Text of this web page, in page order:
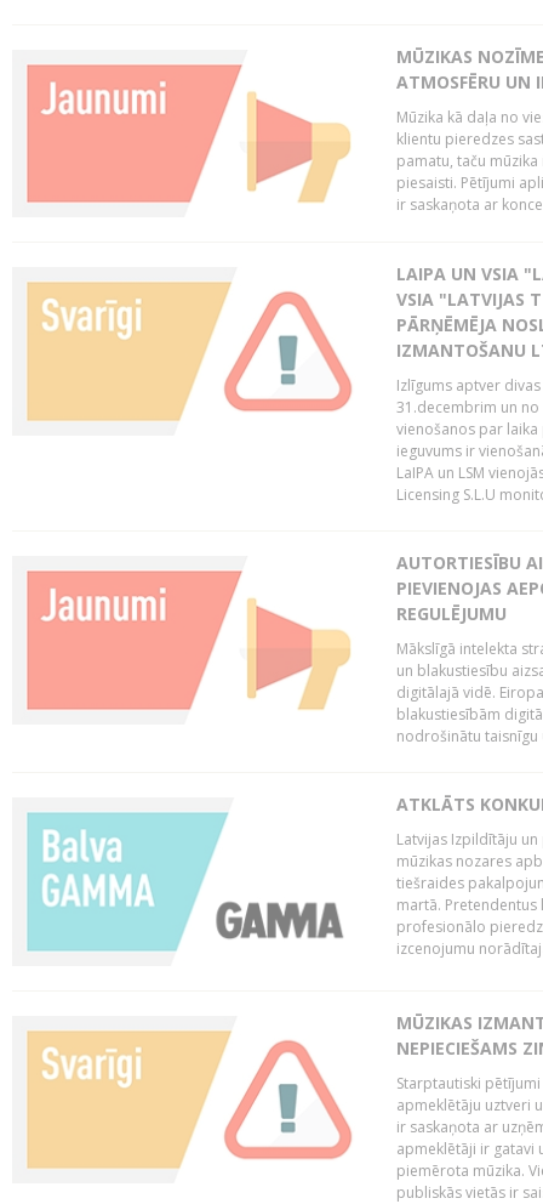
MŪZIKAS
ATMOSFĒRU UN
Mūzika kā daļa no
klientu pieredzes
pamatu, taču
piesaisti. Pētījumi
ir saskaņota ar
LAIPA UN VSIA
VSIA "LATVIJAS
PĀRŅĒMĒJA
IZMANTOŠANU
Izlīgums aptver
31.decembrim un no
vienošanos par
ieguvums ir
LaIPA un LSM
Licensing S.L.U
AUTORTIESĪBU
PIEVIENOJAS
REGULĒJUMU
Mākslīgā intelekta
un blakustiesību
digitālajā vidē.
blakustiesībām
nodrošinātu taisnīgu
ATKLĀTS
Latvijas Izpildītāju
mūzikas nozares
tiešraides
martā. Pretendentus
profesionālo
izcenojumu
MŪZIKAS
NEPIECIEŠAMS
Starptautiski
apmeklētāju uztveri
ir saskaņota ar
apmeklētāji ir gatavi
piemērota mūzika.
publiskās vietās ir